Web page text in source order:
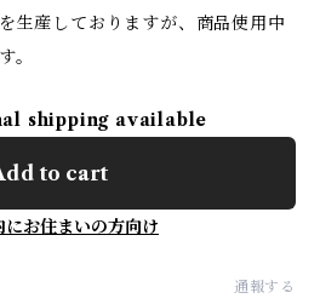
生産しておりますが、商品使用中
。
shipping available
to cart
にお住まいの方向け
通報する